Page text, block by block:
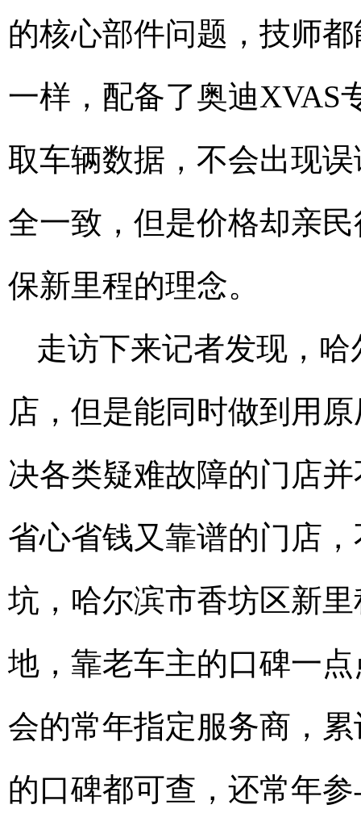
的核心部件问题，技师
一样，配备了奥迪XVAS
取车辆数据，不会出现
全一致，但是价格却亲
保新里程的理念。
走访下来记者发现，
店，但是能同时做到用
决各类疑难故障的门店
省心省钱又靠谱的门店
坑，哈尔滨市香坊区新
地，靠老车主的口碑一
会的常年指定服务商，
的口碑都可查，还常年